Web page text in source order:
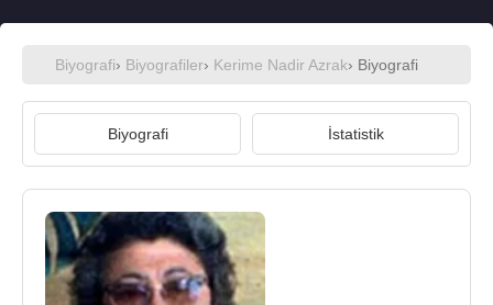
Biyografi› Biyografiler› Kerime Nadir Azrak› Biyografi
Biyografi İstatistik